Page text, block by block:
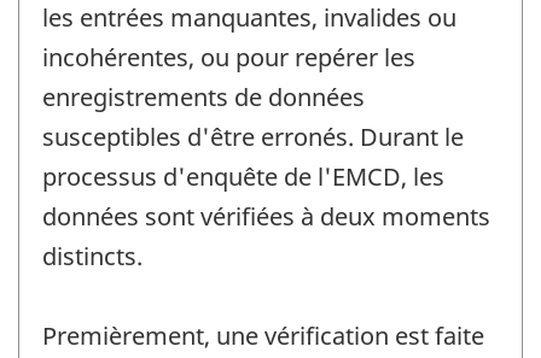
les entrées manquantes, invalides ou
incohérentes, ou pour repérer les
enregistrements de données
susceptibles d'être erronés. Durant le
processus d'enquête de l'EMCD, les
données sont vérifiées à deux moments
distincts.
Premièrement, une vérification est faite